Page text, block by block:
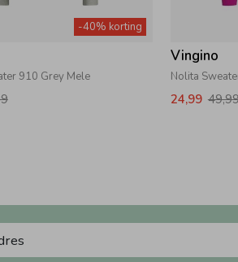
-40% korting
910 Grey Mele
Vingino
Nolita
24,99